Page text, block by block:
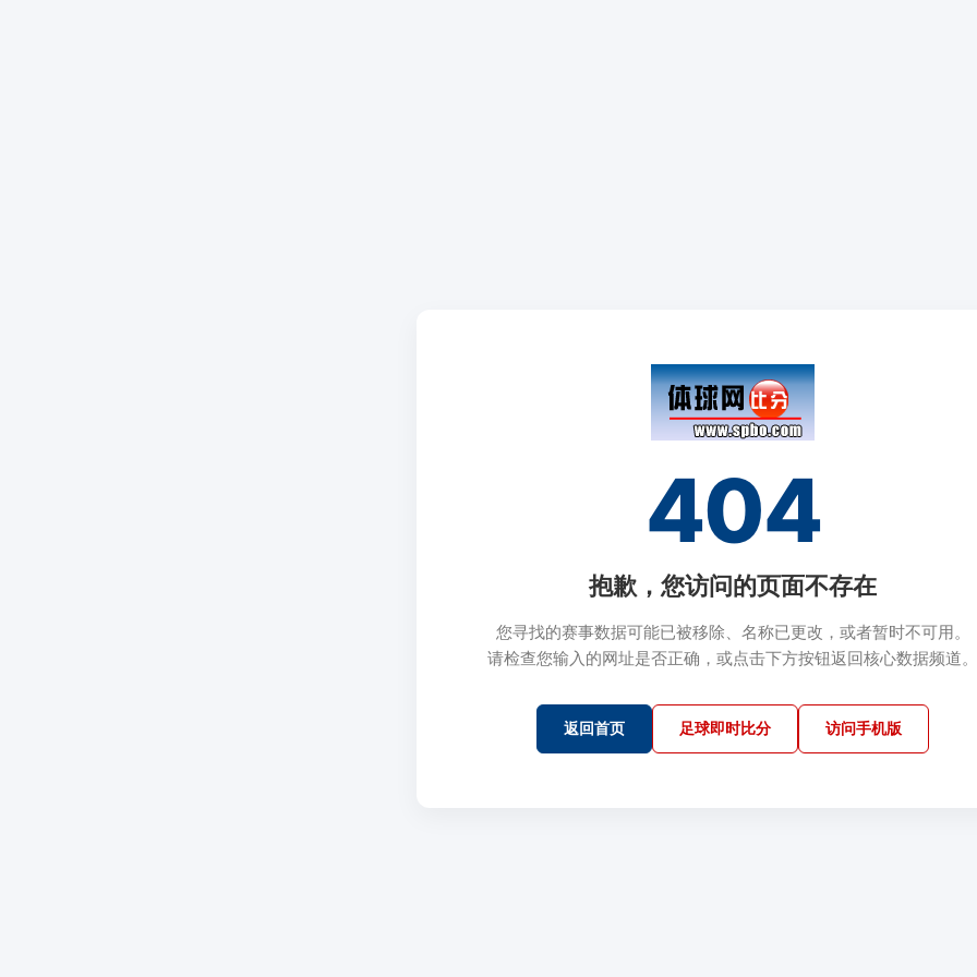
404
抱歉，您访问的页面不存在
您寻找的赛事数据可能已被移除、名称已更改，或者暂时不可用。
请检查您输入的网址是否正确，或点击下方按钮返回核心数据频道。
返回首页 足球即时比分 访问手机版